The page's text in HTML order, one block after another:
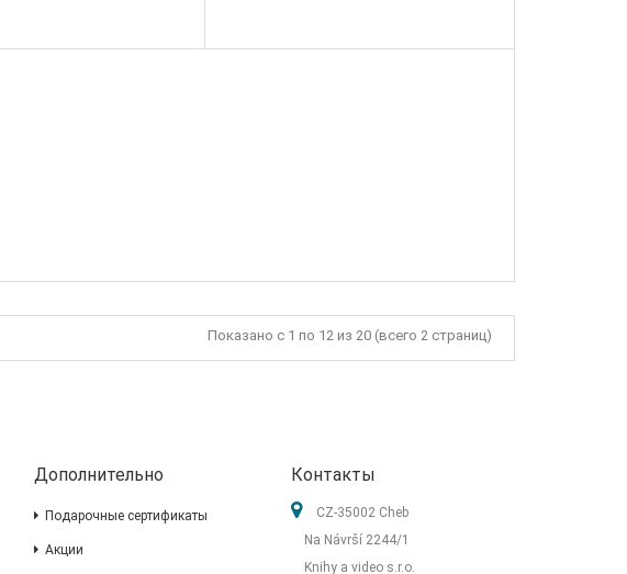
Показано с 1 по 12 из 20 (всего 2 страниц)
Дополнительно
Подарочные сертификаты
Акции
Контакты
CZ-35002 Cheb
Na Návrší 2244/1
Knihy a video s.r.o.